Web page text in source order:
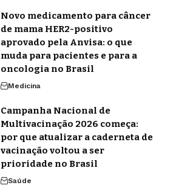
Novo medicamento para câncer
de mama HER2-positivo
aprovado pela Anvisa: o que
muda para pacientes e para a
oncologia no Brasil
Medicina
Campanha Nacional de
Multivacinação 2026 começa:
por que atualizar a caderneta de
vacinação voltou a ser
prioridade no Brasil
Saúde